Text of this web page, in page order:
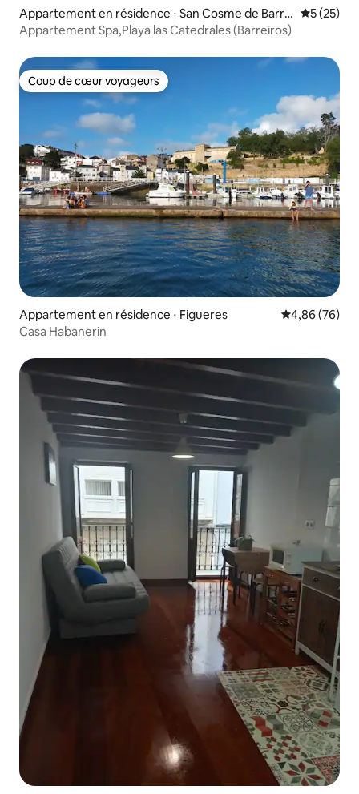
Appartement en résidence ⋅ San Cosme de Barrei
ros
5 (25)
Appartement Spa,Playa las Catedrales (Barreiros)
Coup de cœur voyageurs
Coup de cœur voyageurs
Appartement en résidence ⋅ Figueres Évaluation
4,86 (76)
Casa Habanerin